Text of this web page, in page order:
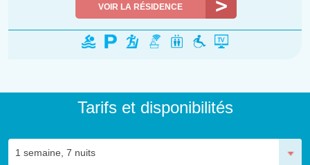
VOIR LA RÉSIDENCE
Tarifs et disponibilités